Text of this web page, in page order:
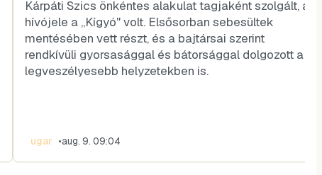
Kárpáti Szics önkéntes alakulat tagjaként szolgált, a
hívójele a „Kígyó" volt. Elsősorban sebesültek
mentésében vett részt, és a bajtársai szerint
rendkívüli gyorsasággal és bátorsággal dolgozott a
legveszélyesebb helyzetekben is.
ugar •aug. 9. 09:04